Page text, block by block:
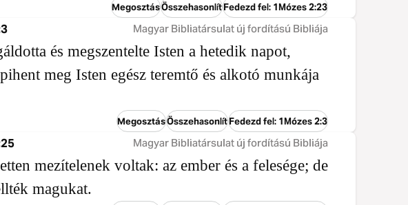
MegosztásÖsszehasonlítFedezd fel: 1Mózes 2:23
Magyar Bibliatársulat új fordítású Bibliája
és megszentelte Isten a hetedik napot,
meg Isten egész teremtő és alkotó munkája
MegosztásÖsszehasonlítFedezd fel: 1Mózes 2:3
Magyar Bibliatársulat új fordítású Bibliája
mezítelenek voltak: az ember és a felesége; de
magukat.